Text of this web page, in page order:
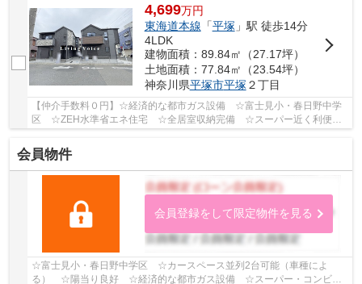
4,699万円
東海道本線 「平塚 」駅 徒歩14分
4LDK
建物面積：89.84㎡（27.17坪）
土地面積：77.84㎡（23.54坪）
神奈川県平塚市平塚 ２丁目
【仲介手数料０円】☆経済的な都市ガス設備 ☆富士見小・春日野中学
区 ☆ZEH水準省エネ住宅 ☆全居室収納完備 ☆スーパー近く利便性
良好 ☆南道路につき陽当り良好♪ 【平塚市の新築一戸...
会員物件
会員登録をして限定物件を見る
☆富士見小・春日野中学区 ☆カースペース並列2台可能（車種によ
る） ☆陽当り良好 ☆経済的な都市ガス設備 ☆スーパー・コンビ